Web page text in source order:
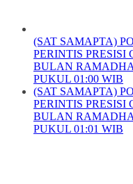
(SAT SAMAPTA)
PERINTIS
BULAN
PUKUL 01:00 WIB
(SAT SAMAPTA)
PERINTIS
BULAN
PUKUL 01:01 WIB